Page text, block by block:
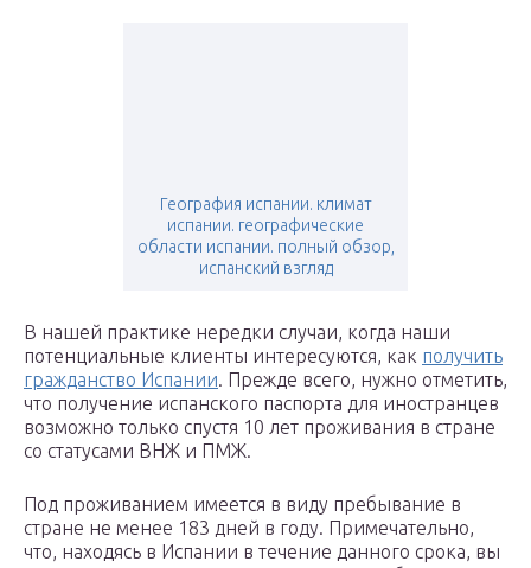
География испании. климат
испании. географические
области испании. полный обзор,
испанский взгляд
В нашей практике нередки случаи, когда наши
потенциальные клиенты интересуются, как получить
гражданство Испании. Прежде всего, нужно отметить,
что получение испанского паспорта для иностранцев
возможно только спустя 10 лет проживания в стране
со статусами ВНЖ и ПМЖ.
Под проживанием имеется в виду пребывание в
стране не менее 183 дней в году. Примечательно,
что, находясь в Испании в течение данного срока, вы